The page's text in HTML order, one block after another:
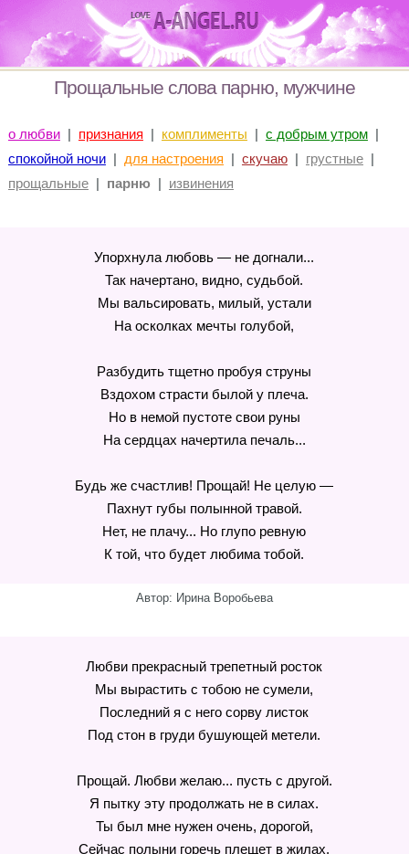
Прощальные слова парню, мужчине
о любви| признания | комплименты | с добрым утром|
спокойной ночи| для настроения | скучаю| грустные|
прощальные| парню | извинения
Упорхнула любовь — не догнали...
Так начертано, видно, судьбой.
Мы вальсировать, милый, устали
На осколках мечты голубой,
Разбудить тщетно пробуя струны
Вздохом страсти былой у плеча.
Но в немой пустоте свои руны
На сердцах начертила печаль...
Будь же счастлив! Прощай! Не целую —
Пахнут губы полынной травой.
Нет, не плачу... Но глупо ревную
К той, что будет любима тобой.
Автор: Ирина Воробьева
Любви прекрасный трепетный росток
Мы вырастить с тобою не сумели,
Последний я с него сорву листок
Под стон в груди бушующей метели.
Прощай. Любви желаю... пусть с другой.
Я пытку эту продолжать не в силах.
Ты был мне нужен очень, дорогой,
Сейчас полыни горечь плещет в жилах.